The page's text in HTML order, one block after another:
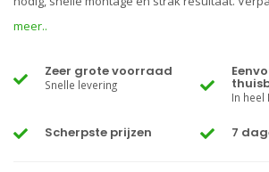
meer..
Zeer grote voorraad
Snelle levering
In heel
Scherpste prijzen 7